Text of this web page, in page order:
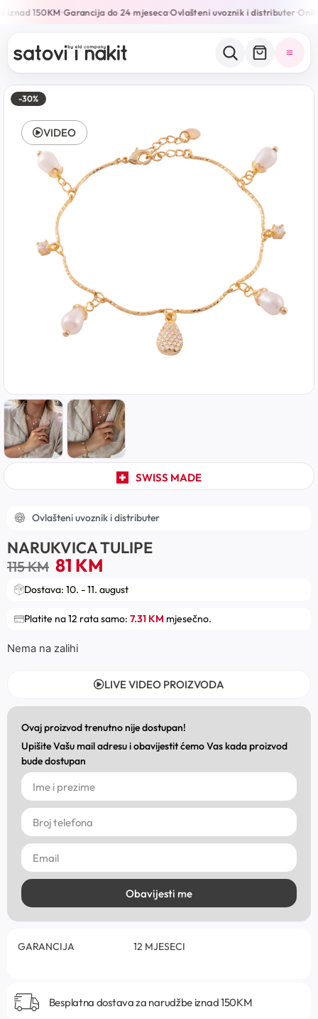
150KM•Garancija do 24 mjeseca•Ovlašteni uvoznik i distributer•
-30%
SWISS MADE
VIDEO
Ovlašteni uvoznik i distributer
NARUKVICA TULIPE
115KM 81 KM
Dostava: 10. - 11. august
Platite na 12 rata samo: 7.31 KM mjesečno.
Nema na zalihi
LIVE VIDEO PROIZVODA
Ovaj proizvod trenutno nije dostupan!
Upišite Vašu mail adresu i obavijestit ćemo Vas kada proizvod
bude dostupan
Obavijesti me
GARANCIJA 12 MJESECI
Besplatna dostava za narudžbe iznad 150KM